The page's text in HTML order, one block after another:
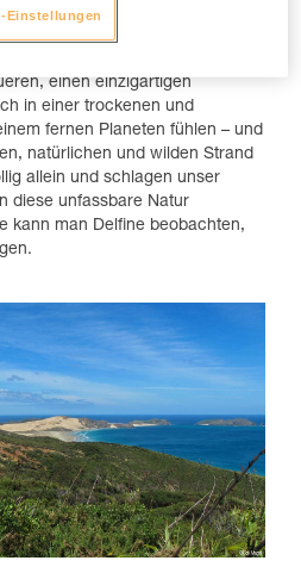
auf einer langen Reise. Die
Innerhalb von
einen einzigartigen
in einer trockenen und
fernen Planeten fühlen – und
natürlichen und wilden Strand
allein und schlagen unser
diese unfassbare Natur
kann man Delfine beobachten,
Einstellungen